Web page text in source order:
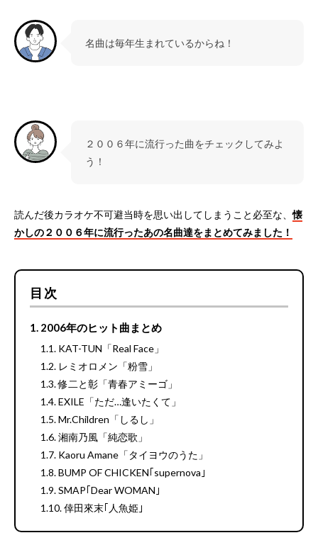
名曲は毎年生まれているからね！
２００６年に流行った曲をチェックしてみよ
う！
読んだ後カラオケ不可避当時を思い出してしまうこと必至な、懐
かしの２００６年に流行ったあの名曲達をまとめてみました！
目次
2006年のヒット曲まとめ
KAT-TUN「Real Face」
レミオロメン「粉雪」
修二と彰「青春アミーゴ」
EXILE「ただ…逢いたくて」
Mr.Children「しるし」
湘南乃風「純恋歌」
Kaoru Amane「タイヨウのうた」
BUMP OF CHICKEN｢supernova｣
SMAP｢Dear WOMAN｣
倖田來末｢人魚姫｣